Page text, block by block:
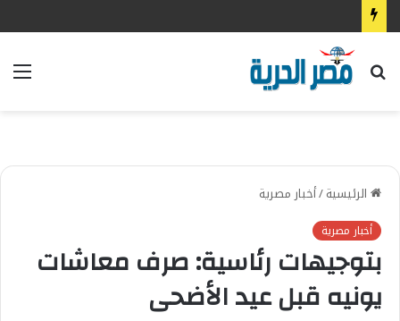
بحث
الرئيسية/أخبار مصرية
أخبار مصرية
بتوجيهات رئاسية: صرف معاشات
يونيه قبل عيد الأضحى